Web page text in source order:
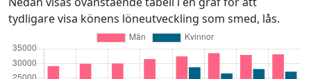
tydligare visa könens löneutveckling som smed, lås.